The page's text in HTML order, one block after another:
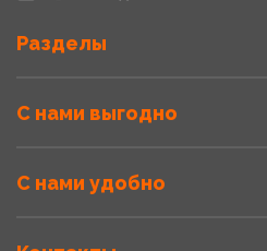
Разделы
С нами выгодно
С нами удобно